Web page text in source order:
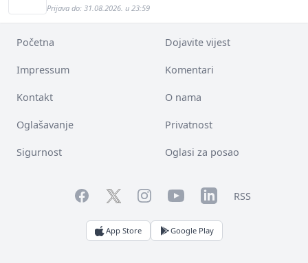
Prijava do: 31.08.2026. u 23:59
Početna Dojavite vijest
Impressum Komentari
Kontakt O nama
Oglašavanje Privatnost
Sigurnost Oglasi za posao
FacebookTwitterInstagramYouTubeLinkedInRSS
App Store Google Play